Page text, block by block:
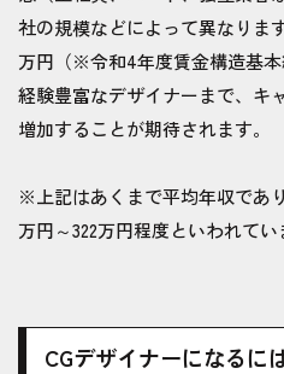
社の規模などによって異なりま
万円（※令和4年度賃金構造基本
経験豊富なデザイナーまで、キ
増加することが期待されます。
※上記はあくまで平均年収であ
万円～322万円程度といわれてい
CGデザイナーになるに